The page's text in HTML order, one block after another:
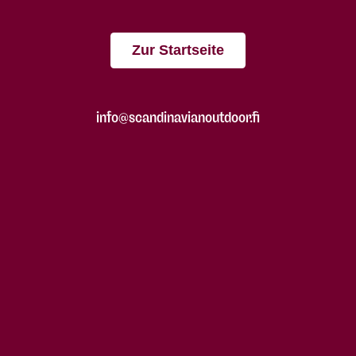
Zur Startseite
info@scandinavianoutdoor.fi